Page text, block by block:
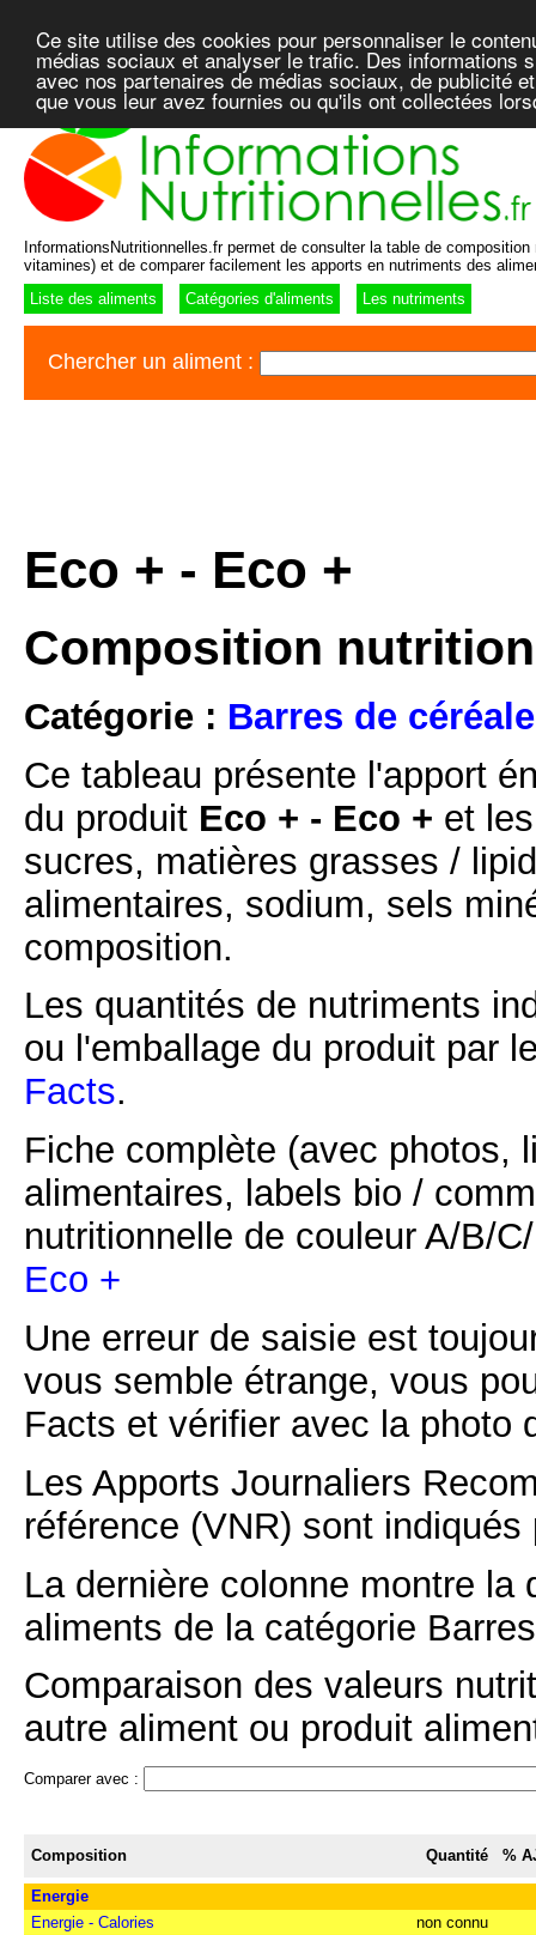
Ce site utilise des cookies pour personnaliser le
médias sociaux et analyser le trafic. Des informations
avec nos partenaires de médias sociaux, de publicité
que vous leur avez fournies ou qu'ils ont collectées
InformationsNutritionnelles.fr permet de consulter la table de
vitamines) et de comparer facilement les apports en nutriments des
Liste des aliments
Catégories d'aliments Les nutriments
Chercher un aliment :
Eco + - Eco +
Composition
Catégorie : Barres de
Ce tableau présente l'apport
du produit Eco + - Eco + et
sucres, matières grasses /
alimentaires, sodium, sels
composition.
Les quantités de nutriments
ou l'emballage du produit par
Facts.
Fiche complète (avec photos,
alimentaires, labels bio /
nutritionnelle de couleur A/B/
Eco +
Une erreur de saisie est
vous semble étrange, vous
Facts et vérifier avec la photo
Les Apports Journaliers
référence (VNR) sont
La dernière colonne montre
aliments de la catégorie
Comparaison des valeurs
autre aliment ou produit
Comparer avec :
Composition Quantité %
Energie
Energie - Calories
non connu